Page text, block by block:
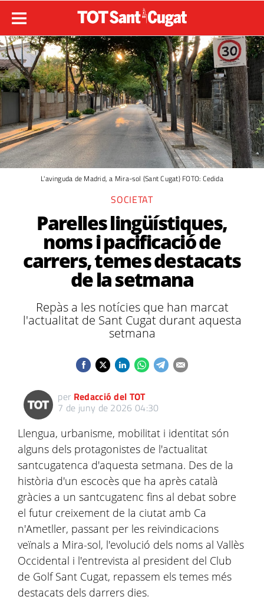
L'avinguda de Madrid, a Mira-sol (Sant Cugat) FOTO: Cedida
SOCIETAT
Parelles lingüístiques,
noms i pacificació de
carrers, temes destacats
de la setmana
Repàs a les notícies que han marcat
l'actualitat de Sant Cugat durant aquesta
setmana
per Redacció del TOT
7 de juny de 2026 04:30
Llengua, urbanisme, mobilitat i identitat són
alguns dels protagonistes de l'actualitat
santcugatenca d'aquesta setmana. Des de la
història d'un escocès que ha après català
gràcies a un santcugatenc fins al debat sobre
el futur creixement de la ciutat amb Ca
n'Ametller, passant per les reivindicacions
veïnals a Mira-sol, l'evolució dels noms al Vallès
Occidental i l'entrevista al president del Club
de Golf Sant Cugat, repassem els temes més
destacats dels darrers dies.